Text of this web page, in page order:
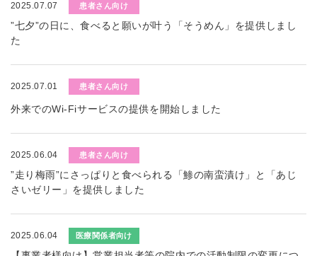
2025.07.07 患者さん向け
”七夕”の日に、食べると願いが叶う「そうめん」を提供しまし
た
2025.07.01 患者さん向け
外来でのWi-Fiサービスの提供を開始しました
2025.06.04 患者さん向け
”走り梅雨”にさっぱりと食べられる「鯵の南蛮漬け」と「あじ
さいゼリー」を提供しました
2025.06.04 医療関係者向け